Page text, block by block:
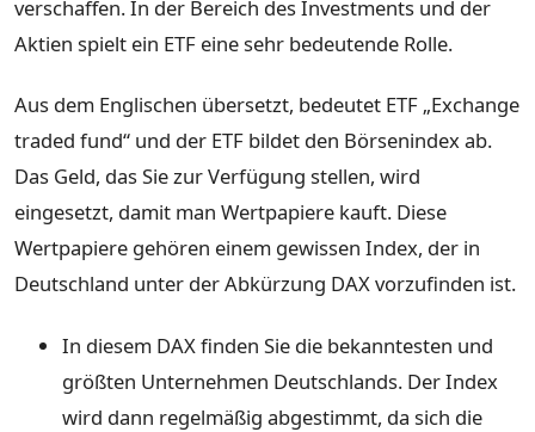
verschaffen. In der Bereich des Investments und der
Aktien spielt ein ETF eine sehr bedeutende Rolle.
Aus dem Englischen übersetzt, bedeutet ETF „Exchange
traded fund“ und der ETF bildet den Börsenindex ab.
Das Geld, das Sie zur Verfügung stellen, wird
eingesetzt, damit man Wertpapiere kauft. Diese
Wertpapiere gehören einem gewissen Index, der in
Deutschland unter der Abkürzung DAX vorzufinden ist.
In diesem DAX finden Sie die bekanntesten und
größten Unternehmen Deutschlands. Der Index
wird dann regelmäßig abgestimmt, da sich die